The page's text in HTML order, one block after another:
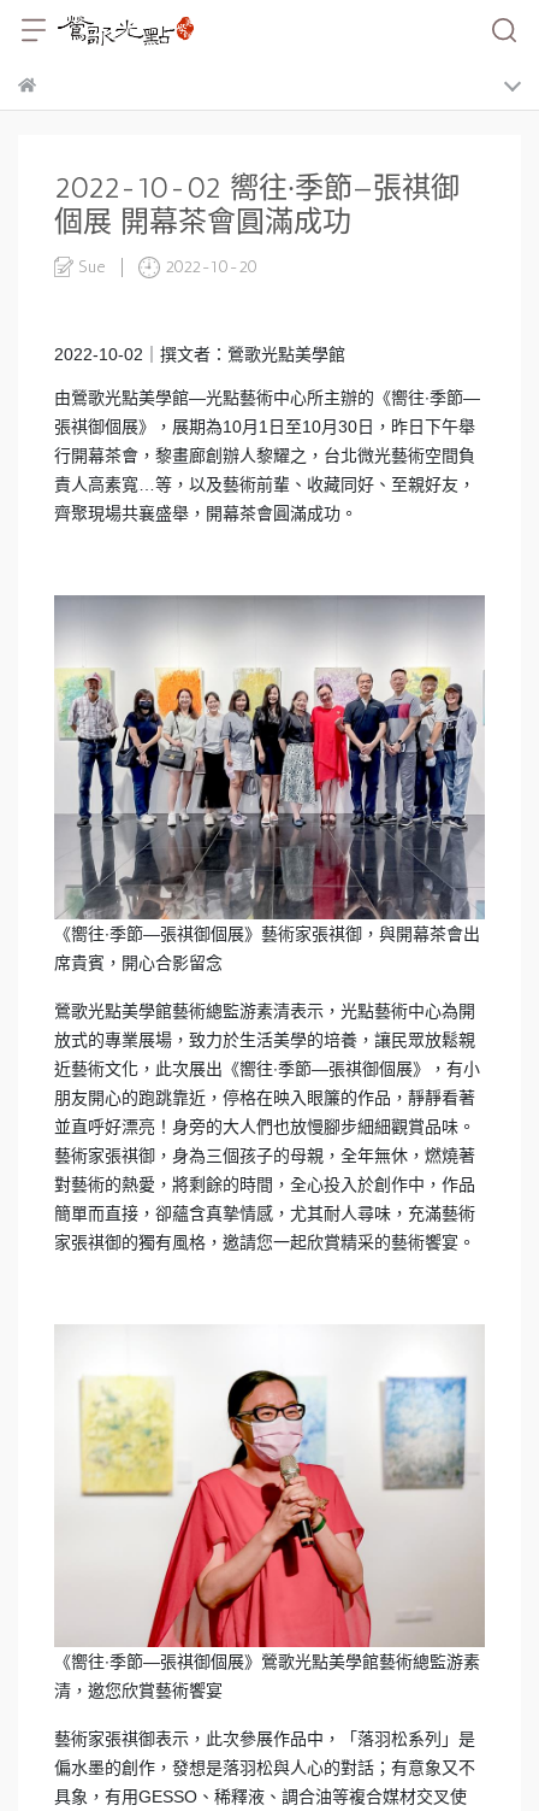
2022-10-02 嚮往∙季節—張祺御
個展 開幕茶會圓滿成功
Sue 2022-10-20
2022-10-02｜撰文者：鶯歌光點美學館
由鶯歌光點美學館—光點藝術中心所主辦的《嚮往∙季節—
張祺御個展》，展期為10月1日至10月30日，昨日下午舉
行開幕茶會，黎畫廊創辦人黎耀之，台北微光藝術空間負
責人高素寬…等，以及藝術前輩、收藏同好、至親好友，
齊聚現場共襄盛舉，開幕茶會圓滿成功。
《嚮往∙季節—張祺御個展》藝術家張祺御，與開幕茶會出
席貴賓，開心合影留念
鶯歌光點美學館藝術總監游素清表示，光點藝術中心為開
放式的專業展場，致力於生活美學的培養，讓民眾放鬆親
近藝術文化，此次展出《嚮往∙季節—張祺御個展》，有小
朋友開心的跑跳靠近，停格在映入眼簾的作品，靜靜看著
並直呼好漂亮！身旁的大人們也放慢腳步細細觀賞品味。
藝術家張祺御，身為三個孩子的母親，全年無休，燃燒著
對藝術的熱愛，將剩餘的時間，全心投入於創作中，作品
簡單而直接，卻蘊含真摯情感，尤其耐人尋味，充滿藝術
家張祺御的獨有風格，邀請您一起欣賞精采的藝術饗宴。
《嚮往∙季節—張祺御個展》鶯歌光點美學館藝術總監游素
清，邀您欣賞藝術饗宴
藝術家張祺御表示，此次參展作品中，「落羽松系列」是
偏水墨的創作，發想是落羽松與人心的對話；有意象又不
具象，有用GESSO、稀釋液、調合油等複合媒材交叉使